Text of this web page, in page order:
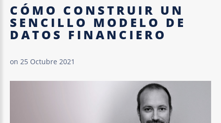
CÓMO CONSTRUIR UN
SENCILLO MODELO DE
DATOS FINANCIERO
on 25 Octubre 2021